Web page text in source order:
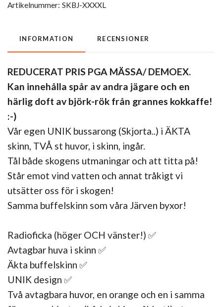
Artikelnummer: SKBJ-XXXXL
INFORMATION RECENSIONER
REDUCERAT PRIS PGA MÄSSA/ DEMOEX.
Kan innehålla spår av andra jägare och en
härlig doft av björk-rök från grannes kokkaffe!
:-)
Vår egen UNIK bussarong (Skjorta..) i ÄKTA
skinn, TVÅ st huvor, i skinn, ingår.
Tål både skogens utmaningar och att titta på!
Står emot vind vatten och annat tråkigt vi
utsätter oss för i skogen!
Samma buffelskinn som våra Järven byxor!
Radioficka (höger OCH vänster!) ✅
Avtagbar huva i skinn ✅
Äkta buffelskinn ✅
UNIK design ✅
Två avtagbara huvor, en orange och en i samma